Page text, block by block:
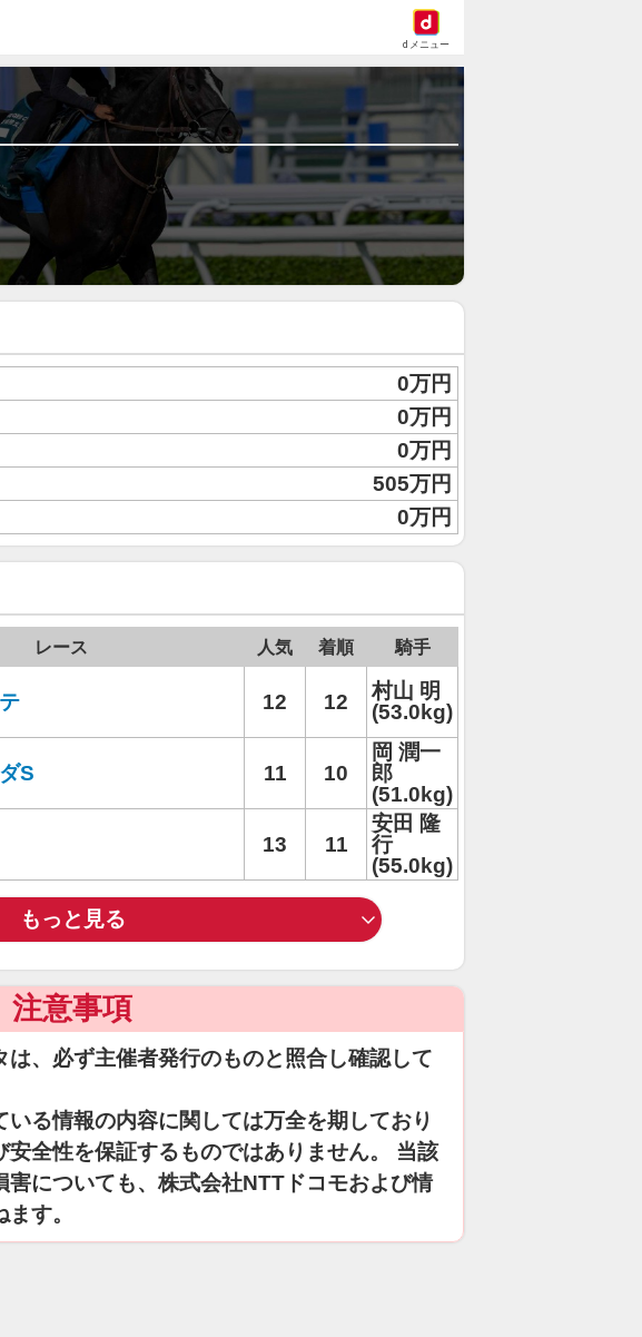
dメニュー
0万円
0万円
0万円
505万円
0万円
レース 人気 着順 騎手
12 12
村山 明
(53.0kg)
S 11 10
岡 潤一
郎
(51.0kg)
13 11
安田 隆
行
(55.0kg)
もっと見る
注意事項
、必ず主催者発行のものと照合し確認して
る情報の内容に関しては万全を期しており
安全性を保証するものではありません。 当該
についても、株式会社NTTドコモおよび情
す。